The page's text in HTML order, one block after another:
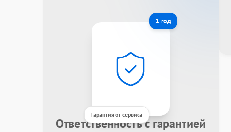
1 год
Гарантия от сервиса
Ответственность с гарантией